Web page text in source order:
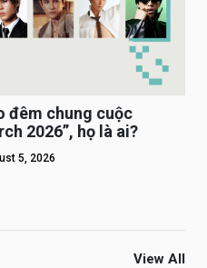
đêm chung cuộc
2026”, họ là ai?
5, 2026
View All